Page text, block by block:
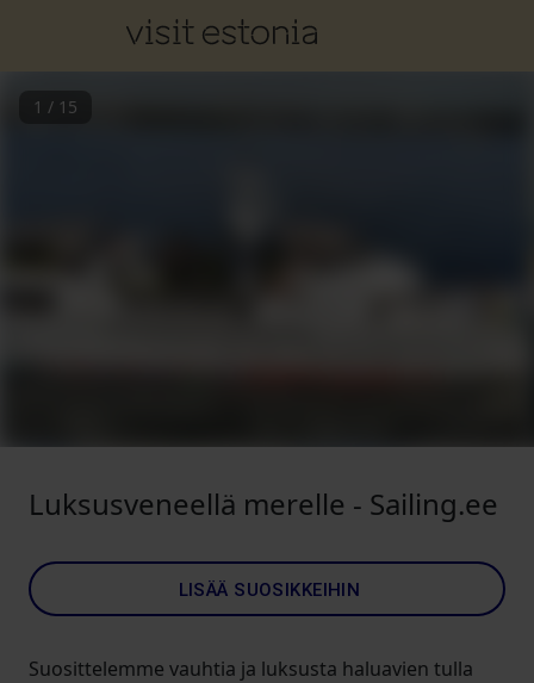
1 / 15
Luksusveneellä merelle - Sailing.ee
LISÄÄ SUOSIKKEIHIN
Suosittelemme vauhtia ja luksusta haluavien tulla